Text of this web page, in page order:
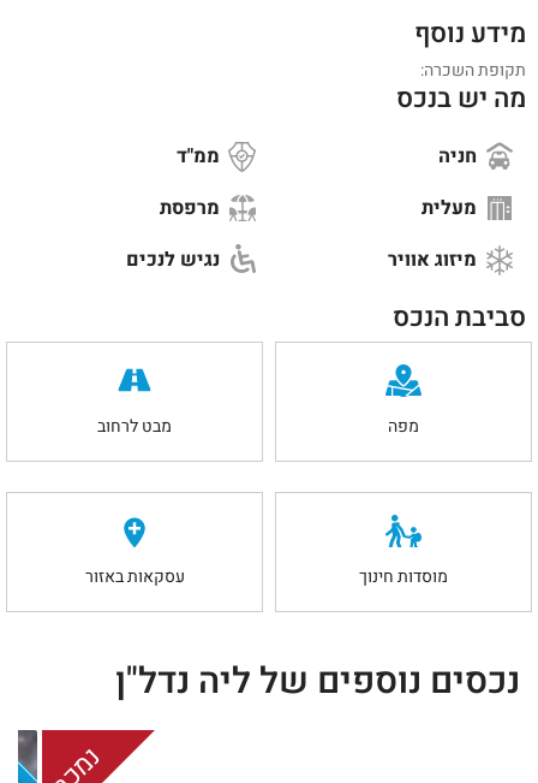
מידע נוסף
תקופת השכרה:
מה יש בנכס
חניה
ממ"ד
מעלית
מרפסת
מיזוג אוויר
נגיש לנכים
סביבת הנכס
מפה מבט לרחוב
מוסדות חינוך עסקאות באזור
נכסים נוספים של ליה נדל"ן